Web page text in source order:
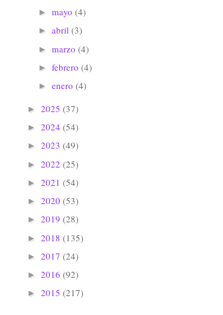
► mayo (4)
► abril (3)
► marzo (4)
► febrero (4)
► enero (4)
► 2025 (37)
► 2024 (54)
► 2023 (49)
► 2022 (25)
► 2021 (54)
► 2020 (53)
► 2019 (28)
► 2018 (135)
► 2017 (24)
► 2016 (92)
► 2015 (217)